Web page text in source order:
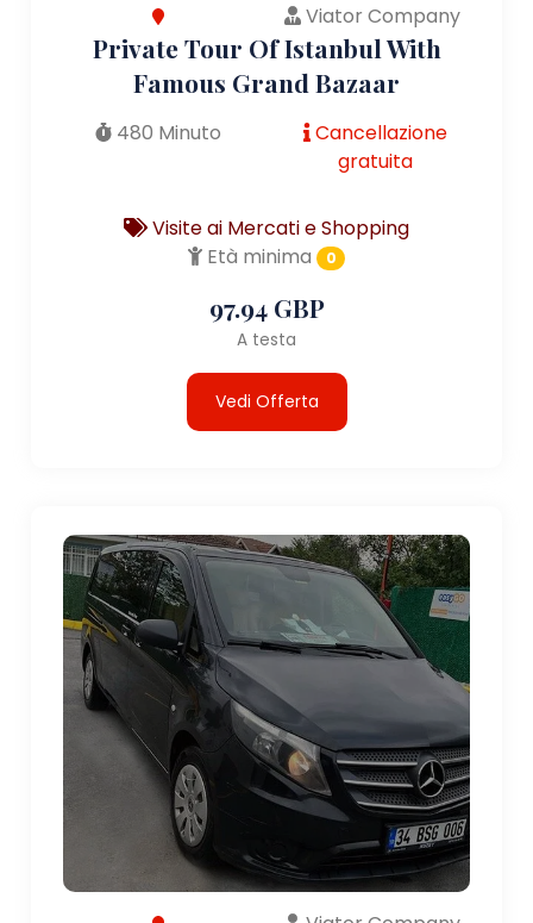
Viator Company
Private Tour Of Istanbul With
Famous Grand Bazaar
480 Minuto
Cancellazione
gratuita
Visite ai Mercati e Shopping
Età minima
0
97.94 GBP
A testa
Vedi Offerta